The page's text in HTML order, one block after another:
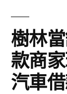
樹林
款商
汽車